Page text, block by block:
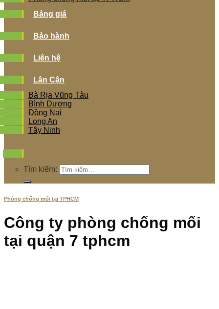
Bảng giá
Bảo hành
Liên hệ
Lân Cận
Bà Rịa Vũng Tàu
Bình Dương
Đồng Nai
Long An
Tây Ninh
Tìm kiếm:
Phòng chống mối tại TPHCM
Công ty phòng chống mối
tại quận 7 tphcm